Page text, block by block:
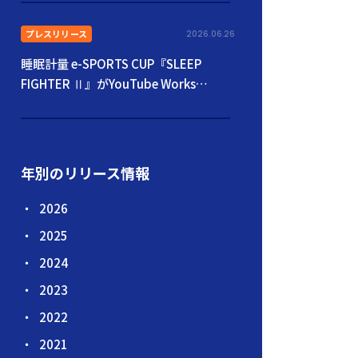
うだい児もともに楽しむ場に〜
プレスリリース 2026.06.26
睡眠計量 e-SPORTS CUP『SLEEP
FIGHTER Ⅱ』がYouTube Works
Fandom部門」でGoldを受賞
年別のリリース情報
2026
2025
2024
2023
2022
2021